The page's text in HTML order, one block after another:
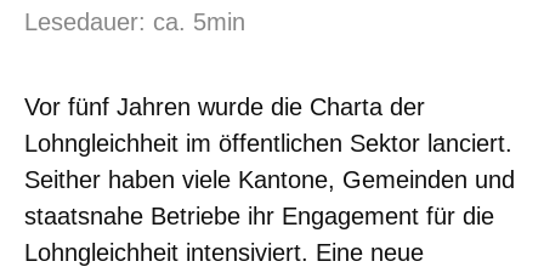
Lesedauer: ca. 5min
Vor fünf Jahren wurde die Charta der
Lohngleichheit im öffentlichen Sektor lanciert.
Seither haben viele Kantone, Gemeinden und
staatsnahe Betriebe ihr Engagement für die
Lohngleichheit intensiviert. Eine neue